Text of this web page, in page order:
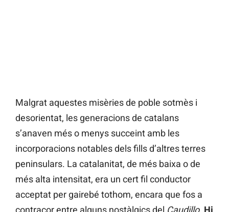
Malgrat aquestes misèries de poble sotmès i
desorientat, les generacions de catalans
s’anaven més o menys succeint amb les
incorporacions notables dels fills d’altres terres
peninsulars. La catalanitat, de més baixa o de
més alta intensitat, era un cert fil conductor
acceptat per gairebé tothom, encara que fos a
contracor entre alguns nostàlgics del Caudillo. Hi